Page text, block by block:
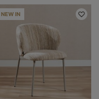
NEW IN